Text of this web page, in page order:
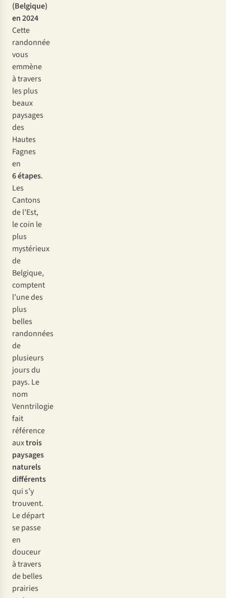
(Belgique)
en 2024
Cette
randonnée
vous
emmène
à travers
les plus
beaux
paysages
des
Hautes
Fagnes
en
6 étapes.
Les
Cantons
de l’Est,
le coin le
plus
mystérieux
de
Belgique,
comptent
l’une des
plus
belles
randonnées
de
plusieurs
jours du
pays. Le
nom
Venntrilogie
fait
référence
auxtrois
paysages
naturels
différents
qui s’y
trouvent.
Le départ
se passe
en
douceur
à travers
de belles
prairies